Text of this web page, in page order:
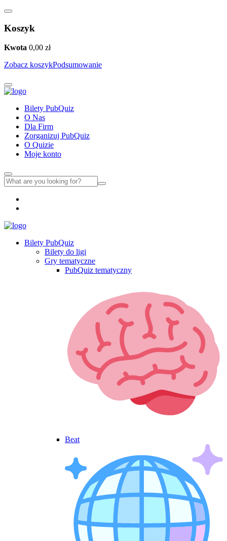
Koszyk
Kwota 0,00 zł
Zobacz koszykPodsumowanie
Bilety PubQuiz
O Nas
Dla Firm
Zorganizuj PubQuiz
O Quizie
Moje konto
Bilety PubQuiz
Bilety do ligi
Gry tematyczne
PubQuiz tematyczny
Beat